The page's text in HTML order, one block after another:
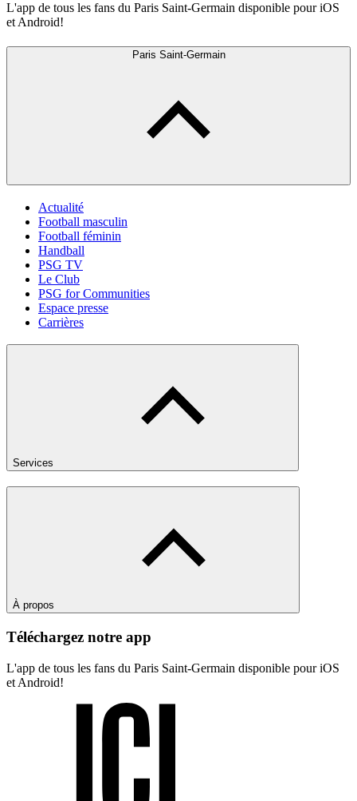
L'app de tous les fans du Paris Saint-Germain disponible pour iOS
et Android!
Paris Saint-Germain
Actualité
Football masculin
Football féminin
Handball
PSG TV
Le Club
PSG for Communities
Espace presse
Carrières
Services
À propos
Téléchargez notre app
L'app de tous les fans du Paris Saint-Germain disponible pour iOS
et Android!